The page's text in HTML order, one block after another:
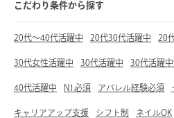
こだわり条件から探す
20代～40代活躍中 20代30代活躍中 20
30代女性活躍中 30代活躍中 30代活躍
40代活躍中 N1必須 アパレル経験必須
キャリアアップ支援 シフト制 ネイルOK